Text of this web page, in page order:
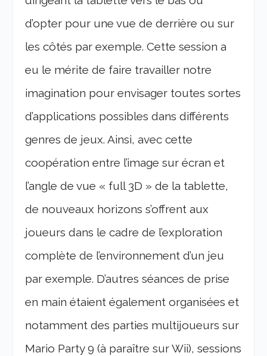
d’opter pour une vue de derrière ou sur
les côtés par exemple.Cette session a
eu le mérite de faire travailler notre
imagination pour envisager toutes sortes
d’applications possibles dans différents
genres de jeux. Ainsi, avec cette
coopération entre l’image sur écran et
l’angle de vue « full 3D » de la tablette,
de nouveaux horizons s’offrent aux
joueurs dans le cadre de l’exploration
complète de l’environnement d’un jeu
par exemple. D’autres séances de prise
en main étaient également organisées et
notamment des parties multijoueurs sur
Mario Party 9 (à paraître sur Wii), sessions